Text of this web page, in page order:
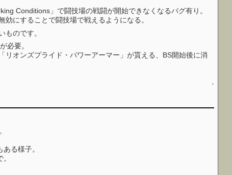
Conditions」で闘技場の戦闘が開始できなくなるバグ有り。
効にすることで闘技場で戦えるようになる。
のです。
必要。
オンズプライド・パワーアーマー」が貰える、BS開始後に消
↑
る様子。